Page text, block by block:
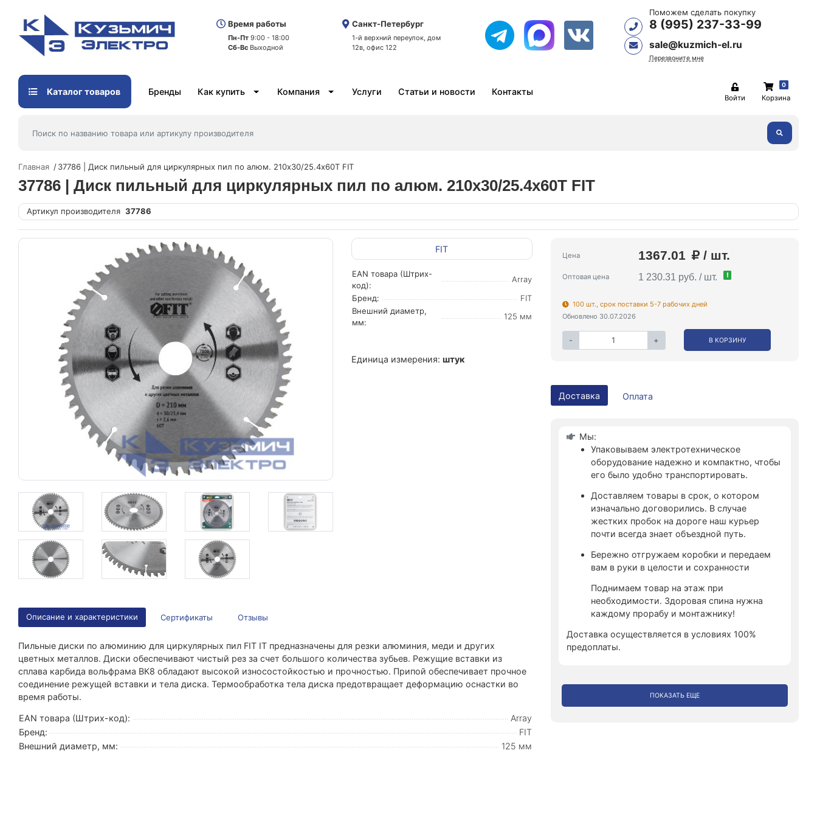
Время работы
Пн-Пт 9:00 - 18:00
Сб-Вс Выходной
Санкт-Петербург
1-й верхний переулок, дом
12в, офис 122
Поможем сделать покупку
8 (995) 237-33-99
sale@kuzmich-el.ru
Перезвоните мне
Каталог товаров Бренды Как купить Компания Услуги Статьи и новости Контакты
Войти
0
Корзина
Главная 37786 | Диск пильный для циркулярных пил по алюм. 210х30/25.4х60T FIT
37786 | Диск пильный для циркулярных пил по алюм. 210х30/25.4х60T FIT
Артикул производителя 37786
FIT
EAN товара (Штрих-
код):
Array
Бренд:
FIT
Внешний диаметр,
мм:
125 мм
Единица измерения: штук
Цена 1367.01 / шт.
Оптовая цена 1 230.31 руб. / шт. !
100 шт., срок поставки 5-7 рабочих дней
Обновлено 30.07.2026
- + В КОРЗИНУ
Доставка Оплата
Мы:
Упаковываем электротехническое
оборудование надежно и компактно, чтобы
его было удобно транспортировать.
Доставляем товары в срок, о котором
изначально договорились. В случае
жестких пробок на дороге наш курьер
почти всегда знает объездной путь.
Бережно отгружаем коробки и передаем
вам в руки в целости и сохранности
Поднимаем товар на этаж при
необходимости. Здоровая спина нужна
каждому прорабу и монтажнику!
Доставка осуществляется в условиях 100%
предоплаты.
ПОКАЗАТЬ ЕЩЕ
Описание и характеристики Сертификаты Отзывы
Пильные диски по алюминию для циркулярных пил FIT IT предназначены для резки алюминия, меди и других
цветных металлов. Диски обеспечивают чистый рез за счет большого количества зубьев. Режущие вставки из
сплава карбида вольфрама ВК8 обладают высокой износостойкостью и прочностью. Припой обеспечивает прочное
соединение режущей вставки и тела диска. Термообработка тела диска предотвращает деформацию оснастки во
время работы.
EAN товара (Штрих-код):
Array
Бренд:
FIT
Внешний диаметр, мм:
125 мм